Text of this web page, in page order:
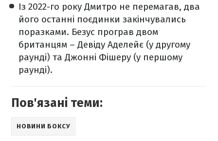
Із 2022-го року Дмитро не перемагав, два
його останні поєдинки закінчувались
поразками. Безус програв двом
британцям – Девіду Аделейє (у другому
раунді) та Джонні Фішеру (у першому
раунді).
Пов'язані теми:
НОВИНИ БОКСУ